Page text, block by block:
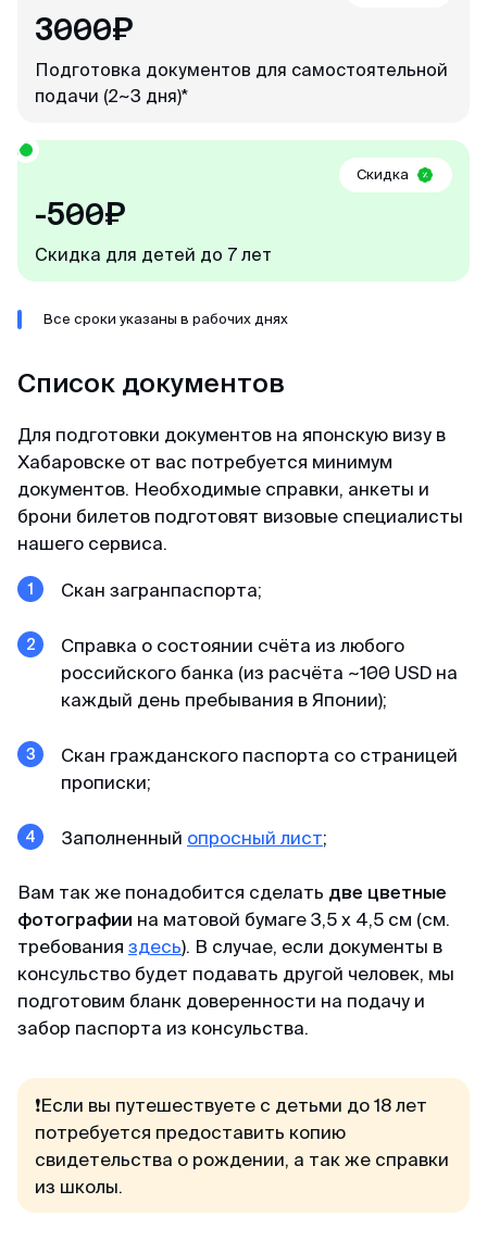
Мария
Отзыв с Яндекса · 2023
Легко и просто
MyVisaWorld помогали нам с оформлением
визы в Сингапур. Процесс подачи документов
сложностей. Сотрудник компании ответил
оперативно и поделился очень подробной
инструкцией для сбора документов и
MyVisaWorld однозначно остались только
Александр
Отзыв с ВКонтакте · 2025
В кратчайшие сроки
Делали визу в феврале 2025. Виза была
получена в течении 3х дней. За 2 дня до
въезда, нам прислали заполненные карты
прибытия При въезде в Сингапур в марте
никаких проблем не было, прошли контроль за
2 мин. Большое спасибо MyVisa.World.
Отзыв с Google · 2024
Вжух — и готово
Очень оперативные и приятные ребята.
Сделали визу в Японию, запросив у меня
минимум пакета документа, в отличие от
других агентств. Благодарю 🙏🏻
Отзыв с Telegram · 2024
Качественно и недорого
Огромное спасибо за оформление кеты.
Всё ещё сомневаешься?
Читай отзывы в первоисточниках. Искренние
благодарности реальных людей ↓
3000₽
Подготовка документов для самостоятельной
подачи (2~3 дня)*
-500₽
Скидка для детей до 7 лет
Скидка
Все сроки указаны в рабочих днях
Список документов
Для подготовки документов на японскую визу в
Хабаровске от вас потребуется минимум
документов. Необходимые справки, анкеты и
брони билетов подготовят визовые специалисты
нашего сервиса.
Скан загранпаспорта;
Справка о состоянии счёта из любого
российского банка (из расчёта ~100 USD на
каждый день пребывания в Японии);
Скан гражданского паспорта со страницей
прописки;
Заполненный опросный лист;
Вам так же понадобится сделать две цветные
фотографии на матовой бумаге 3,5 х 4,5 см (см.
требования здесь). В случае, если документы в
консульство будет подавать другой человек, мы
подготовим бланк доверенности на подачу и
забор паспорта из консульства.
❗Если вы путешествуете с детьми до 18 лет
потребуется предоставить копию
свидетельства о рождении, а так же справки
из школы.